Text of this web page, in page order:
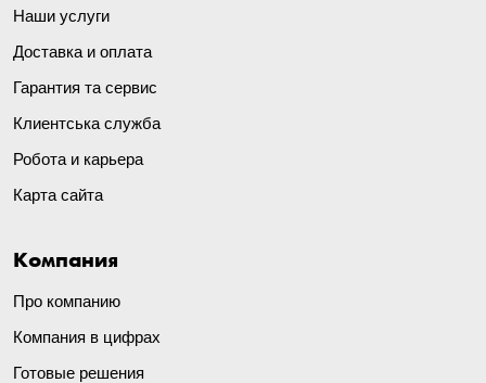
Наши услуги
Доставка и оплата
Гарантия та сервис
Клиентська служба
Робота и карьера
Карта сайта
Компания
Про компанию
Компания в цифрах
Готовые решения